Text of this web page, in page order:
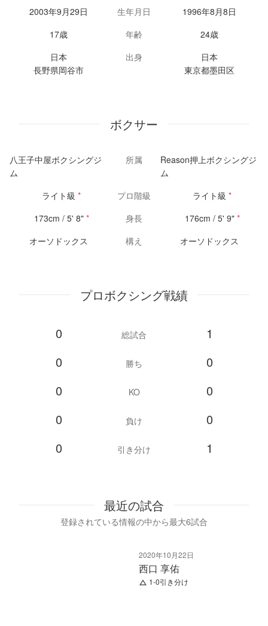
2003年9月29日
生年月日
1996年8月8日
17歳
年齢
24歳
日本
長野県岡谷市
出身
日本
東京都墨田区
ボクサー
八王子中屋ボクシングジ
ム
所属
Reason押上ボクシングジ
ム
ライト級 * プロ階級 ライト級 *
173cm / 5' 8" * 身長 176cm / 5' 9" *
オーソドックス
構え オーソドックス
プロボクシング戦績
0 総試合
1
0
勝ち
0
0
KO
0
0
負け
0
0
引き分け 1
最近の試合
登録されている情報の中から最大6試合
2020年10月22日
西口 享佑
1-0引き分け